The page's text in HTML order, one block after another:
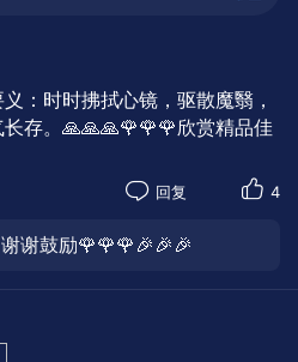
，此善非浮泛之言，实
，清净本然，悲悯自
：时时拂拭心镜，驱散魔翳，
存。🙏🙏🙏🌹🌹🌹欣赏精品佳
回复 4
谢谢鼓励🌹🌹🌹🎉🎉🎉